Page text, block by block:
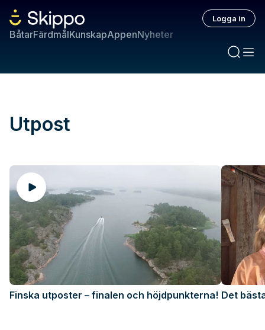
BåtarFärdmålKunskapAppenNyheter
Logga in
Utpost
Finska utposter – finalen och höjdpunkterna! Det